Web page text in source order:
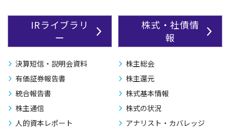
IRライブラリ
ー
決算短信・説明会資料
有価証券報告書
統合報告書
株主通信
人的資本レポート
株式・社債情
報
株主総会
株主還元
株式基本情報
株式の状況
アナリスト・カバレッジ